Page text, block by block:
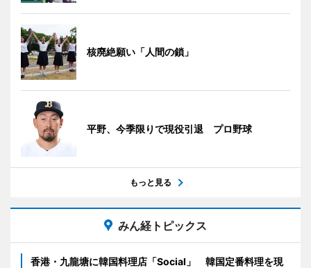
核廃絶願い「人間の鎖」
平野、今季限りで現役引退 プロ野球
もっと見る
みん経トピックス
香港・九龍塘に韓国料理店「Social」 韓国定番料理を現